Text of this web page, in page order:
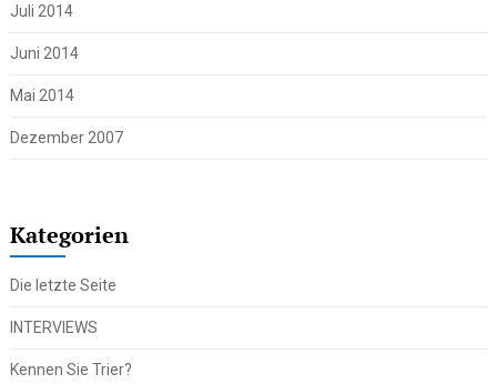
Juli 2014
Juni 2014
Mai 2014
Dezember 2007
Kategorien
Die letzte Seite
INTERVIEWS
Kennen Sie Trier?